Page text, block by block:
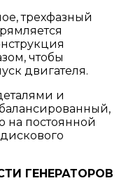
трехфазный
чтобы
двигателя.
и
на постоянной
ГЕНЕРАТОРОВ